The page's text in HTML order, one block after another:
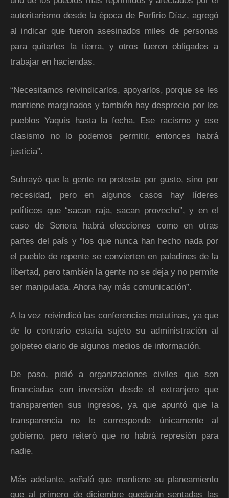
autoritarismo desde la época de Porfirio Díaz, agregó
al indicar que fueron asesinados miles de personas
para quitarles la tierra, y otros fueron obligados a
trabajar en haciendas.
“Necesitamos reivindicarlos, apoyarlos, porque se les
mantiene marginados y también hay desprecio por los
pueblos Yaquis hasta la fecha. Ese racismo y ese
clasismo no lo podemos permitir, entonces habrá
justicia”.
Subrayó que la gente no protesta por gusto, sino por
necesidad, pero en algunos casos hay líderes
políticos que “sacan raja, sacan provecho”, y en el
caso de Sonora habrá elecciones como en otras
partes del país y “los que nunca han hecho nada por
el pueblo de repente se convierten en paladines de la
libertad, pero también la gente no se deja y no permite
ser manipulada. Ahora hay más comunicación”.
A la vez reivindicó las conferencias matutinas, ya que
de lo contrario estaría sujeto su administración al
golpeteo diario de algunos medios de información.
De paso, pidió a organizaciones civiles que son
financiadas con inversión desde el extranjero que
transparenten sus ingresos, ya que apuntó que la
transparencia no le corresponde únicamente al
gobierno, pero reiteró que no habrá represión para
nadie.
Más adelante, señaló que mantiene su planeamiento
que al primero de diciembre quedarán sentadas las